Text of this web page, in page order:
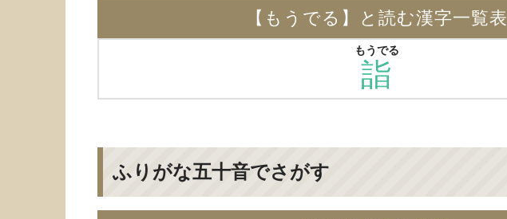
【もうでる】と読む漢字一覧表
詣
もうでる
ふりがな五十音でさがす